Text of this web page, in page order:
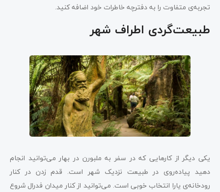
تجربه‌ی متفاوت را به دفترچه خاطرات خود اضافه کنید.
طبیعت‌گردی اطراف شهر
یکی دیگر از کارهایی که در سفر به ملبورن در بهار می‌توانید انجام
دهید پیاده‌روی در طبیعت‌ نزدیک شهر است. قدم زدن در کنار
رودخانه‌ی یارا انتخاب خوبی است. می‌توانید از کنار میدان فدرال شروع